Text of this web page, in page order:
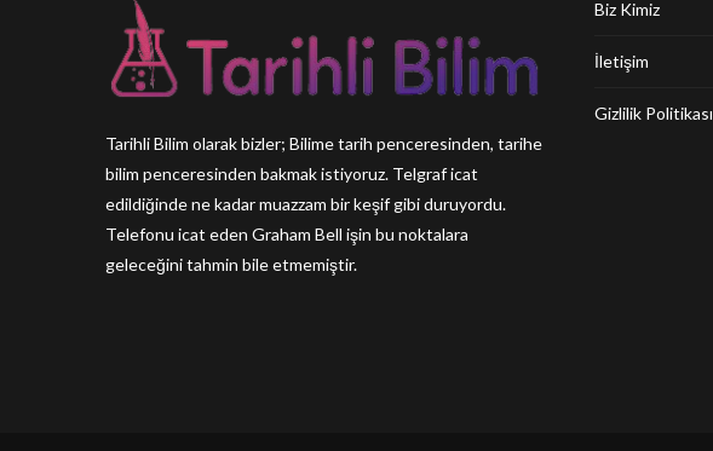
Tarihli Bilim olarak bizler; Bilime tarih penceresinden, tarihe
bilim penceresinden bakmak istiyoruz. Telgraf icat
edildiğinde ne kadar muazzam bir keşif gibi duruyordu.
Telefonu icat eden Graham Bell işin bu noktalara
geleceğini tahmin bile etmemiştir.
Biz Kimiz
İletişim
Gizlilik Politikası